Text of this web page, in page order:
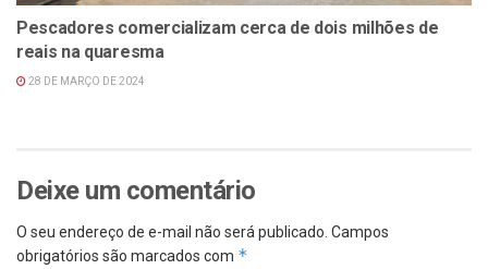
Pescadores comercializam cerca de dois milhões de
reais na quaresma
28 DE MARÇO DE 2024
Deixe um comentário
O seu endereço de e-mail não será publicado. Campos
obrigatórios são marcados com *